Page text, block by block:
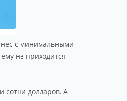
с минимальными
не приходится
сотни долларов. А